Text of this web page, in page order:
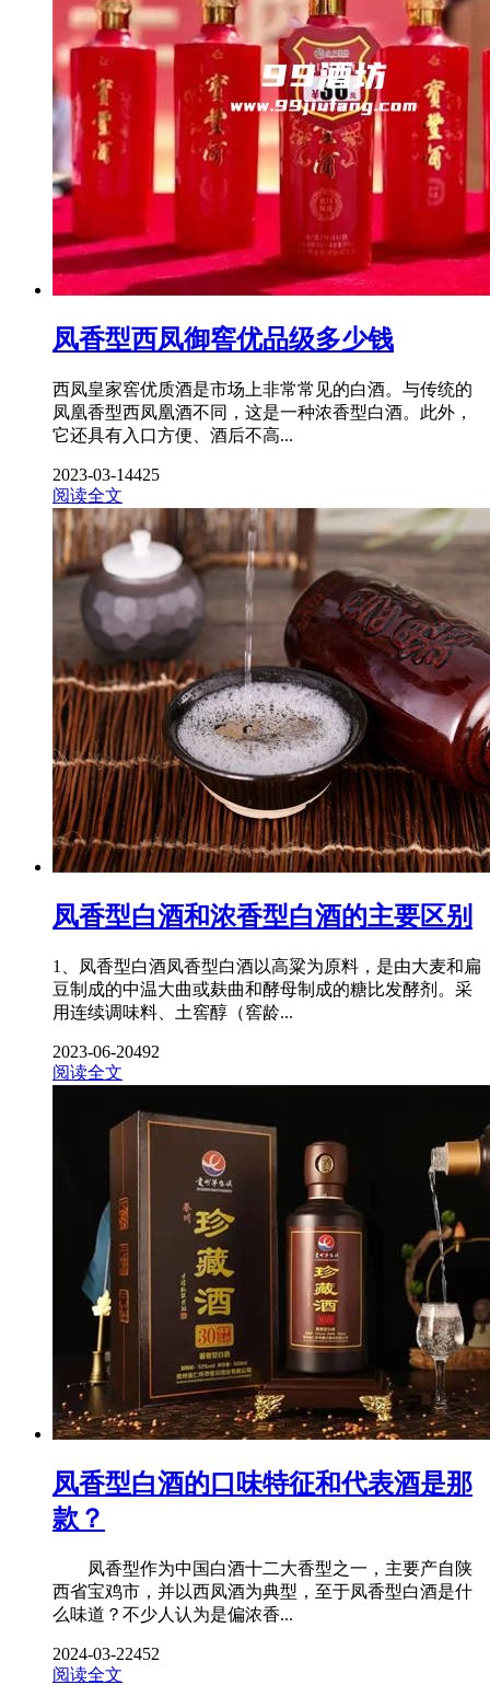
凤香型西凤御窖优品级多少钱
西凤皇家窖优质酒是市场上非常常见的白酒。与传统的
凤凰香型西凤凰酒不同，这是一种浓香型白酒。此外，
它还具有入口方便、酒后不高...
2023-03-14425
阅读全文
凤香型白酒和浓香型白酒的主要区别
1、凤香型白酒凤香型白酒以高粱为原料，是由大麦和扁
豆制成的中温大曲或麸曲和酵母制成的糖比发酵剂。采
用连续调味料、土窖醇（窖龄...
2023-06-20492
阅读全文
凤香型白酒的口味特征和代表酒是那
款？
凤香型作为中国白酒十二大香型之一，主要产自陕
西省宝鸡市，并以西凤酒为典型，至于凤香型白酒是什
么味道？不少人认为是偏浓香...
2024-03-22452
阅读全文